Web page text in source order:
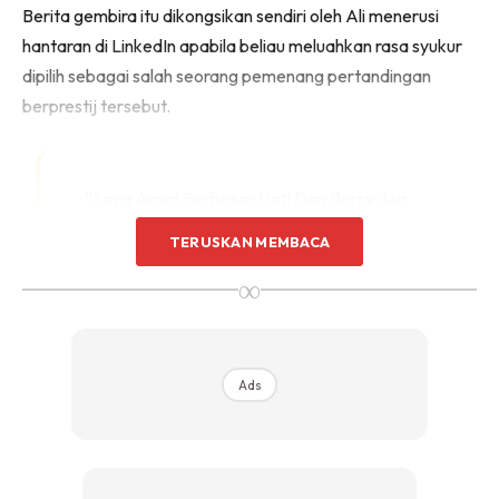
Berita gembira itu dikongsikan sendiri oleh Ali menerusi
hantaran di LinkedIn apabila beliau meluahkan rasa syukur
dipilih sebagai salah seorang pemenang pertandingan
berprestij tersebut.
2026!
“Walaupun saya tidak berjaya memperoleh gelaran
TERUSKAN MEMBACA
∞
Ads